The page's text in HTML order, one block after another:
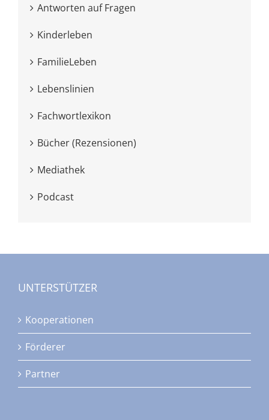
Antworten auf Fragen
Kinderleben
FamilieLeben
Lebenslinien
Fachwortlexikon
Bücher (Rezensionen)
Mediathek
Podcast
UNTERSTÜTZER
Kooperationen
Förderer
Partner